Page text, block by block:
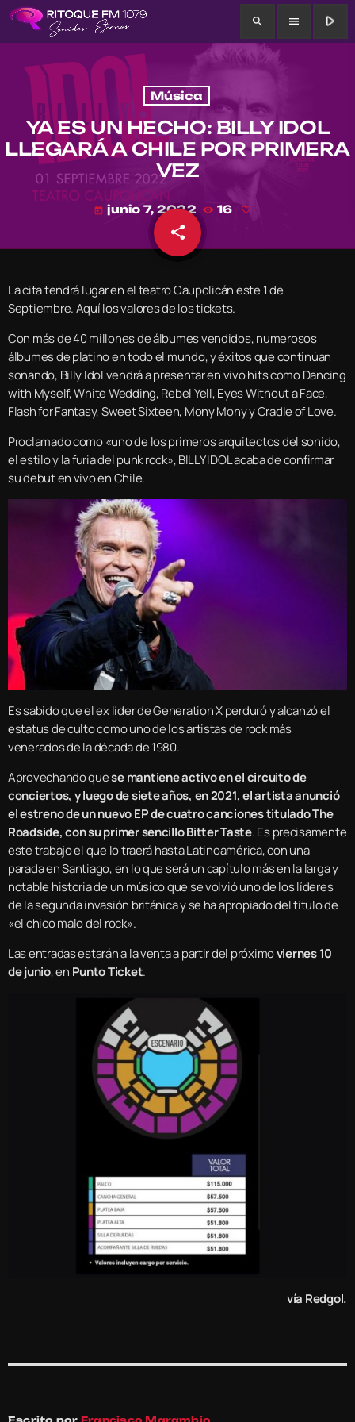
search menu play_arrow
Música
YA ES UN HECHO: BILLY IDOL
LLEGARÁ A CHILE POR PRIMERA
VEZ
today junio 7, 2022 16
share
email
La cita tendrá lugar en el teatro Caupolicán este 1 de
Septiembre. Aquí los valores de los tickets.
Con más de 40 millones de álbumes vendidos, numerosos
álbumes de platino en todo el mundo, y éxitos que continúan
sonando, Billy Idol vendrá a presentar en vivo hits como Dancing
with Myself, White Wedding, Rebel Yell, Eyes Without a Face,
Flash for Fantasy, Sweet Sixteen, Mony Mony y Cradle of Love.
Proclamado como «uno de los primeros arquitectos del sonido,
el estilo y la furia del punk rock», BILLY IDOL acaba de confirmar
su debut en vivo en Chile.
Es sabido que el ex líder de Generation X perduró y alcanzó el
estatus de culto como uno de los artistas de rock más
venerados de la década de 1980.
Aprovechando quese mantiene activo en el circuito de
conciertos, y luego de siete años, en 2021, el artista anunció
el estreno de un nuevo EP de cuatro canciones titulado The
Roadside, con su primer sencillo Bitter Taste. Es precisamente
este trabajo el que lo traerá hasta Latinoamérica, con una
parada en Santiago, en lo que será un capítulo más en la larga y
notable historia de un músico que se volvió uno de los líderes
de la segunda invasión británica y se ha apropiado del título de
«el chico malo del rock».
Las entradas estarán a la venta a partir del próximoviernes 10
de junio, en Punto Ticket.
vía Redgol.